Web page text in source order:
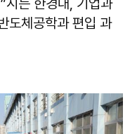
시는 한경대, 기업과
도체공학과 편입 과